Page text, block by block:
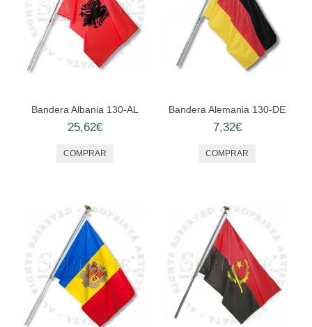
Bandera Albania 130-AL
25,62€
Bandera Alemania 130-DE
7,32€